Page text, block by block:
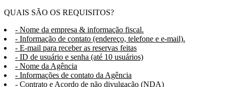
QUAIS SÃO OS REQUISITOS?
- Nome da empresa & informação fiscal.
- Informação de contato (endereço, telefone e e-mail).
- E-mail para receber as reservas feitas
- ID de usuário e senha (até 10 usuários)
- Nome da Agência
- Informações de contato da Agência
- Contrato e Acordo de não divulgação (NDA)